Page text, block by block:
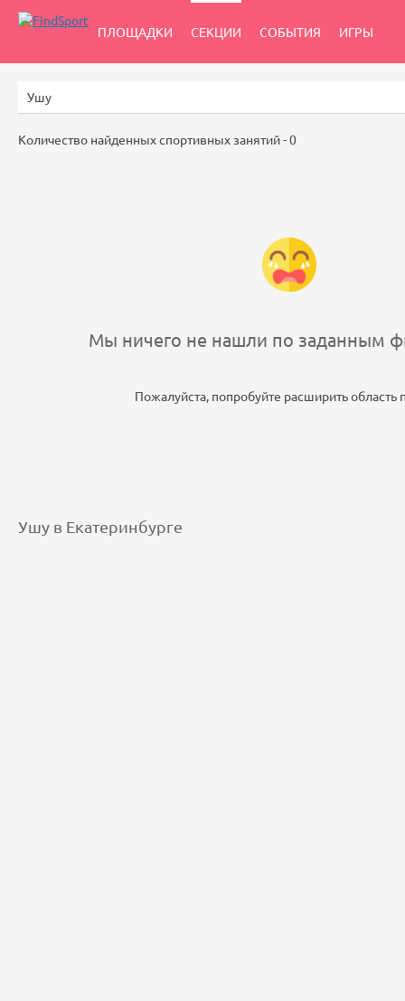
ПЛОЩАДКИ СЕКЦИИ СОБЫТИЯ ИГРЫ
Ушу в Екатеринбурге
Количество найденных спортивных занятий -0
Мы ничего не нашли по заданным
Пожалуйста, попробуйте расширить область